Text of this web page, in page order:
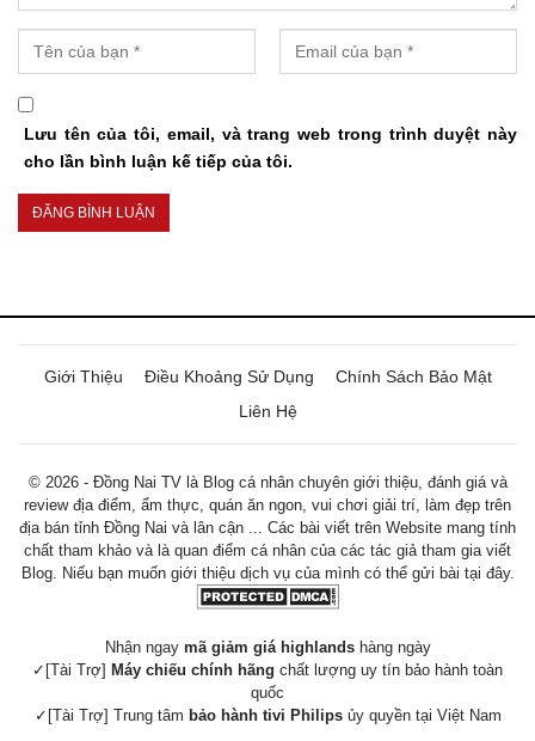
Lưu tên của tôi, email, và trang web trong trình duyệt này
cho lần bình luận kế tiếp của tôi.
Giới Thiệu Điều Khoảng Sử Dụng
Chính Sách Bảo Mật
Liên Hệ
© 2026 - Đồng Nai TV là Blog cá nhân chuyên giới thiệu, đánh giá và
review địa điểm, ẩm thực, quán ăn ngon, vui chơi giải trí, làm đẹp trên
địa bán tỉnh Đồng Nai và lân cận ... Các bài viết trên Website mang tính
chất tham khảo và là quan điểm cá nhân của các tác giả tham gia viết
Blog. Niếu bạn muốn giới thiệu dịch vụ của mình có thể gửi bài tại đây.
Nhận ngay mã giảm giá highlandshàng ngày
✓[Tài Trợ] Máy chiếu chính hãng chất lượng uy tín bảo hành toàn
quốc
✓[Tài Trợ] Trung tâm bảo hành tivi Philipsủy quyền tại Việt Nam